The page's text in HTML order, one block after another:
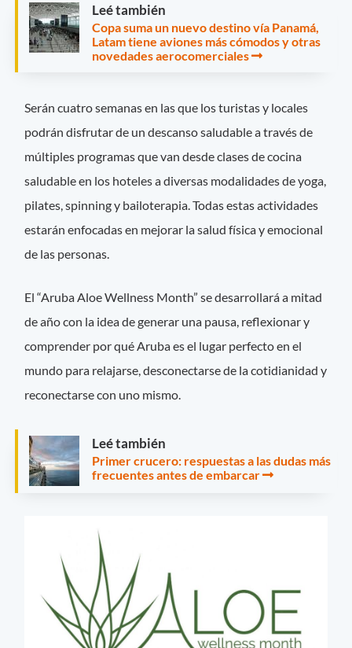
Leé también
Copa suma un nuevo destino vía Panamá,
Latam tiene aviones más cómodos y otras
novedades aerocomerciales
Serán cuatro semanas en las que los turistas y locales
podrán disfrutar de un descanso saludable a través de
múltiples programas que van desde clases de cocina
saludable en los hoteles a diversas modalidades de yoga,
pilates, spinning y bailoterapia. Todas estas actividades
estarán enfocadas en mejorar la salud física y emocional
de las personas.
El “Aruba Aloe Wellness Month” se desarrollará a mitad
de año con la idea de generar una pausa, reflexionar y
comprender por qué Aruba es el lugar perfecto en el
mundo para relajarse, desconectarse de la cotidianidad y
reconectarse con uno mismo.
Leé también
Primer crucero: respuestas a las dudas más
frecuentes antes de embarcar